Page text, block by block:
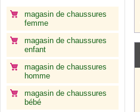
magasin de chaussures
femme
magasin de chaussures
enfant
magasin de chaussures
homme
magasin de chaussures
bébé